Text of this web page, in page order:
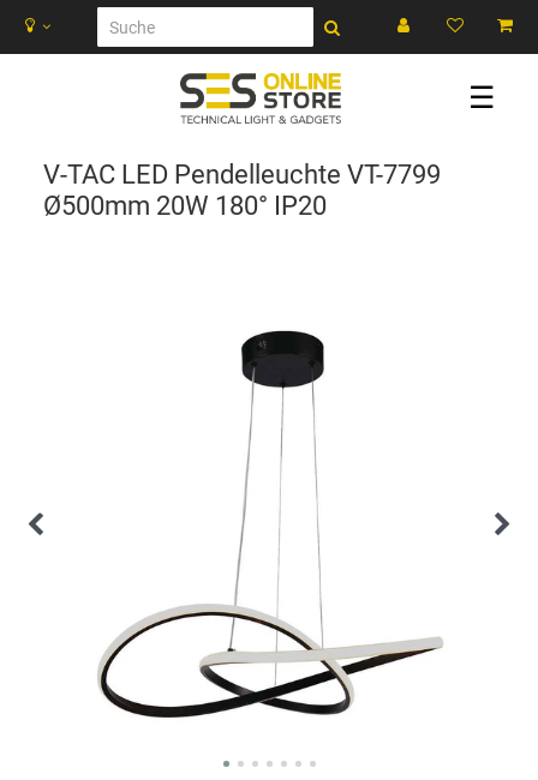
☰
V-TAC LED Pendelleuchte VT-7799
Ø500mm 20W 180° IP20